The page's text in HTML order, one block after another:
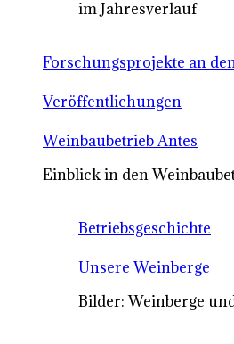
im Jahresverlauf
Forschungsprojekte an
Veröffentlichungen
Weinbaubetrieb Antes
Einblick in den
Betriebsgeschichte
Unsere Weinberge
Bilder: Weinberge